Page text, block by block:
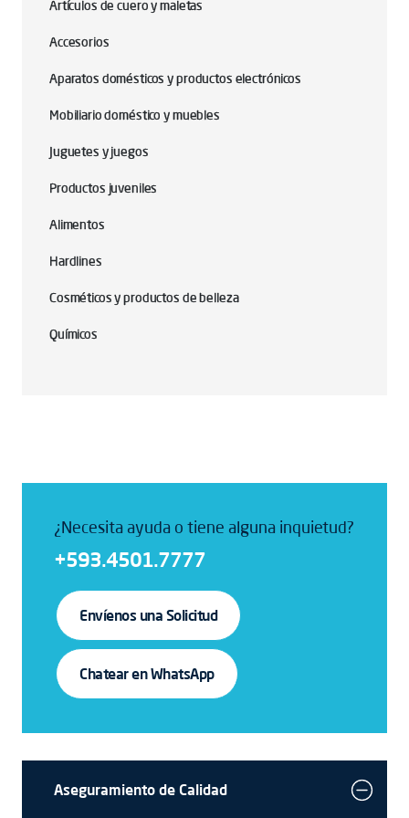
Artículos de cuero y maletas
Accesorios
Aparatos domésticos y productos electrónicos
Mobiliario doméstico y muebles
Juguetes y juegos
Productos juveniles
Alimentos
Hardlines
Cosméticos y productos de belleza
Químicos
¿Necesita ayuda o tiene alguna inquietud?
+593.4501.7777
Envíenos una Solicitud
Chatear en WhatsApp
Aseguramiento de Calidad